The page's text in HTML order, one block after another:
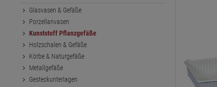
Glasvasen & Gefäße
Porzellanvasen
Kunststoff Pflanzgefäße
Holzschalen & Gefäße
Körbe & Naturgefäße
Metallgefäße
Gesteckunterlagen